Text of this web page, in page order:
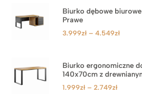
Biurko dębowe
Prawe
3.999zł – 4.549złZakres
do
Biurko ergonomiczne
140x70cm z
1.999zł – 2.749złZakres